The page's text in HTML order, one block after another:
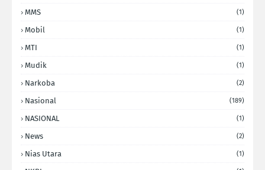
MMS (1)
Mobil (1)
MTI (1)
Mudik (1)
Narkoba (2)
Nasional (189)
NASIONAL (1)
News (2)
Nias Utara (1)